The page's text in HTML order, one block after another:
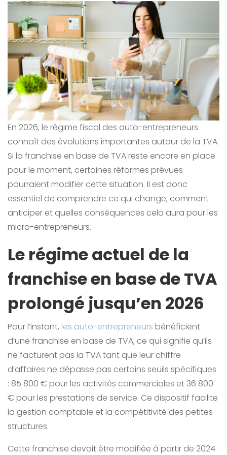
En 2026, le régime fiscal des auto-entrepreneurs
connaît des évolutions importantes autour de la TVA.
Si la franchise en base de TVA reste encore en place
pour le moment, certaines réformes prévues
pourraient modifier cette situation. Il est donc
essentiel de comprendre ce qui change, comment
anticiper et quelles conséquences cela aura pour les
micro-entrepreneurs.
Le régime actuel de la
franchise en base de TVA
prolongé jusqu’en 2026
Pour l’instant, les auto-entrepreneurs bénéficient
d’une franchise en base de TVA, ce qui signifie qu’ils
ne facturent pas la TVA tant que leur chiffre
d’affaires ne dépasse pas certains seuils spécifiques
: 85 800 € pour les activités commerciales et 36 800
€ pour les prestations de service. Ce dispositif facilite
la gestion comptable et la compétitivité des petites
structures.
Cette franchise devait être modifiée à partir de 2024